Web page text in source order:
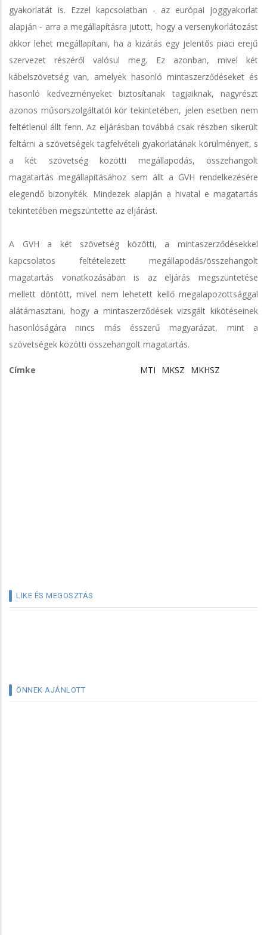
gyakorlatát is. Ezzel kapcsolatban - az európai joggyakorlat
alapján - arra a megállapításra jutott, hogy a versenykorlátozást
akkor lehet megállapítani, ha a kizárás egy jelentős piaci erejű
szervezet részéről valósul meg. Ez azonban, mivel két
kábelszövetség van, amelyek hasonló mintaszerződéseket és
hasonló kedvezményeket biztosítanak tagjaiknak, nagyrészt
azonos műsorszolgáltatói kör tekintetében, jelen esetben nem
feltétlenül állt fenn. Az eljárásban továbbá csak részben sikerült
feltárni a szövetségek tagfelvételi gyakorlatának körülményeit, s
a két szövetség közötti megállapodás, összehangolt
magatartás megállapításához sem állt a GVH rendelkezésére
elegendő bizonyíték. Mindezek alapján a hivatal e magatartás
tekintetében megszüntette az eljárást.
A GVH a két szövetség közötti, a mintaszerződésekkel
kapcsolatos feltételezett megállapodás/összehangolt
magatartás vonatkozásában is az eljárás megszüntetése
mellett döntött, mivel nem lehetett kellő megalapozottsággal
alátámasztani, hogy a mintaszerződések vizsgált kikötéseinek
hasonlóságára nincs más ésszerű magyarázat, mint a
szövetségek közötti összehangolt magatartás.
Címke MTI MKSZ MKHSZ
LIKE ÉS MEGOSZTÁS
ÖNNEK AJÁNLOTT